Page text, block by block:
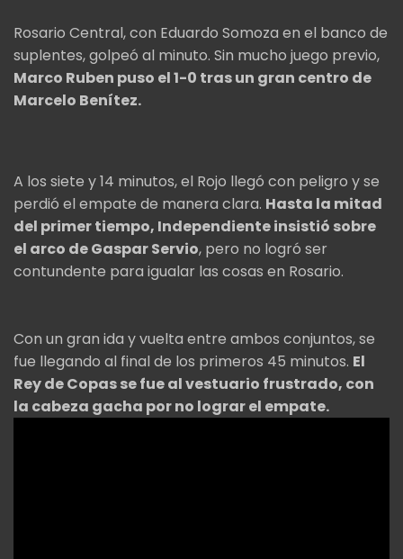
Rosario Central, con Eduardo Somoza en el banco de
suplentes, golpeó al minuto. Sin mucho juego previo,
Marco Ruben puso el 1-0 tras un gran centro de
Marcelo Benítez.
A los siete y 14 minutos, el Rojo llegó con peligro y se
perdió el empate de manera clara. Hasta la mitad
del primer tiempo, Independiente insistió sobre
el arco de Gaspar Servio, pero no logró ser
contundente para igualar las cosas en Rosario.
Con un gran ida y vuelta entre ambos conjuntos, se
fue llegando al final de los primeros 45 minutos. El
Rey de Copas se fue al vestuario frustrado, con
la cabeza gacha por no lograr el empate.